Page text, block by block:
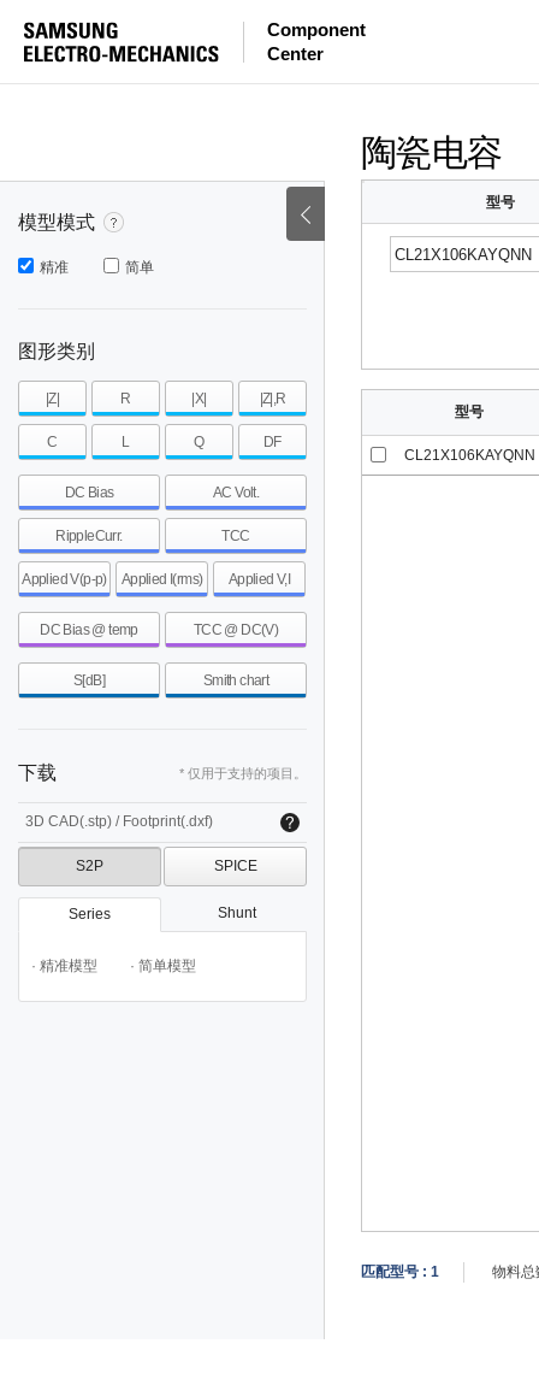
Component
Center
模型模式
精准 简单
图形类别
|Z| R |X| |Z|,R
C L Q DF
DC Bias AC Volt.
RippleCurr. TCC
Applied V(p-p) Applied I(rms) Applied V,I
DC Bias @ temp TCC @ DC(V)
S[dB] Smith chart
下载 * 仅用于支持的项目。
3D CAD(.stp) / Footprint(.dxf)
S2P SPICE
Series Shunt
· 精准模型 · 简单模型
陶瓷电容
型号
~
~
~
型号
CL21X106KAYQNN
匹配型号 : 1 物料